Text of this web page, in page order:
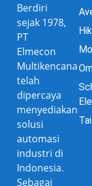
Berdiri
sejak 1978,
PT
Elmecon
Multikencana
telah
dipercaya
menyediakan
solusi
automasi
industri di
Indonesia.
Sebagai